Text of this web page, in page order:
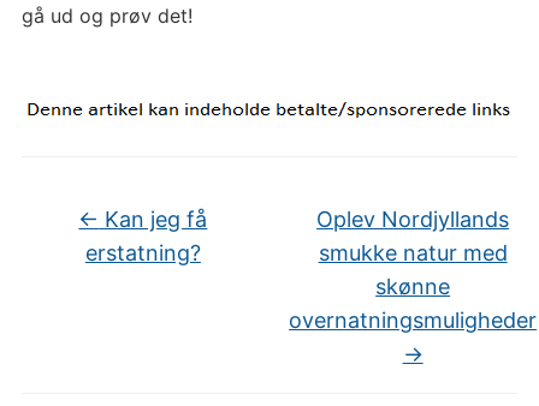
gå ud og prøv det!
← Kan jeg få
erstatning?
Oplev Nordjyllands
smukke natur med
skønne
overnatningsmuligheder
→